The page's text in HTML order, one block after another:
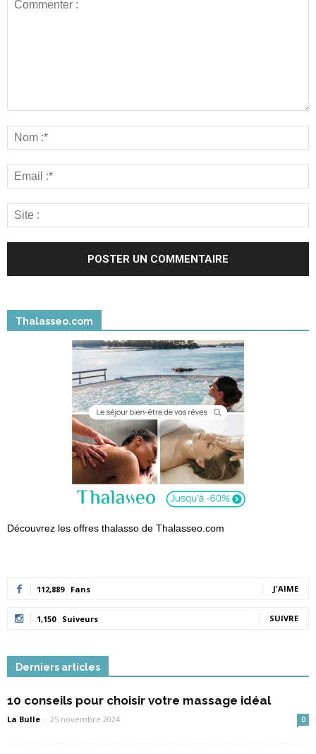
Thalasseo.com
Découvrez les offres thalasso de Thalasseo.com
112,889 Fans J'AIME
1,150 Suiveurs SUIVRE
Derniers articles
10 conseils pour choisir votre massage idéal
La Bulle - 25 novembre 2024 0